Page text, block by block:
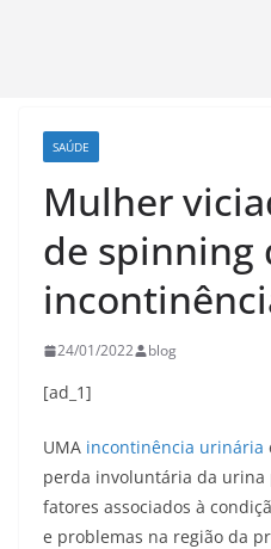
SAÚDE
Mulher
de spinning
24/01/2022 blog
[ad_1]
UMA incontinência urinária
perda involuntária da
fatores associados à
e problemas na região da